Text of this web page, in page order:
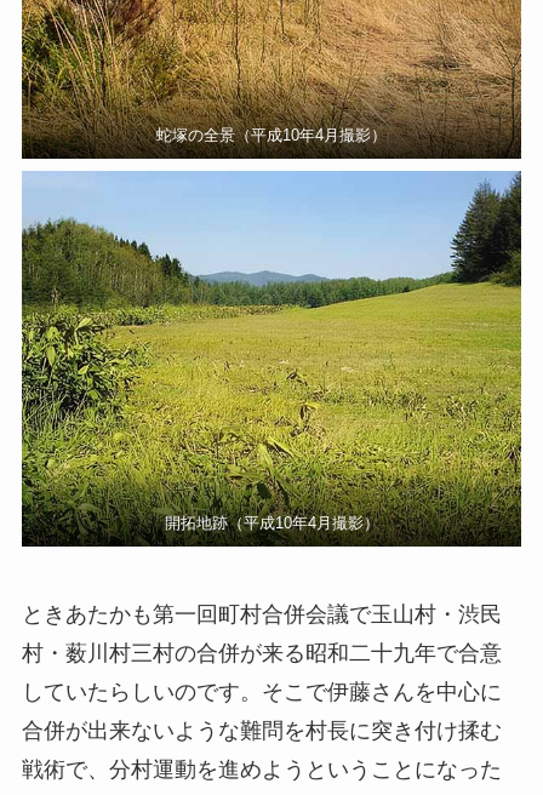
蛇塚の全景（平成10年4月撮影）
開拓地跡（平成10年4月撮影）
ときあたかも第一回町村合併会議で玉山村・渋民
村・薮川村三村の合併が来る昭和二十九年で合意
していたらしいのです。そこで伊藤さんを中心に
合併が出来ないような難問を村長に突き付け揉む
戦術で、分村運動を進めようということになった